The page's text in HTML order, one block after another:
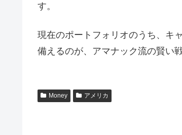
す。
現在のポートフォリオのうち、キ
備えるのが、アマナック流の賢い
Money アメリカ